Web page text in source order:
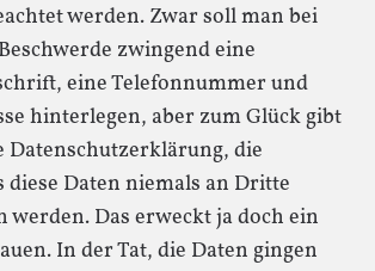
werden. Zwar soll man bei
zwingend eine
eine Telefonnummer und
hinterlegen, aber zum Glück gibt
Datenschutzerklärung, die
diese Daten niemals an Dritte
werden. Das erweckt ja doch ein
In der Tat, die Daten gingen